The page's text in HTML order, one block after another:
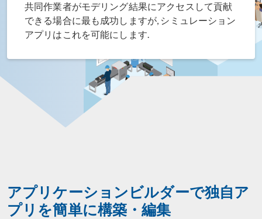
共同作業者がモデリング結果にアクセスして貢献
できる場合に最も成功しますが, シミュレーション
アプリはこれを可能にします.
アプリケーションビルダーで独自ア
プリを簡単に構築・編集